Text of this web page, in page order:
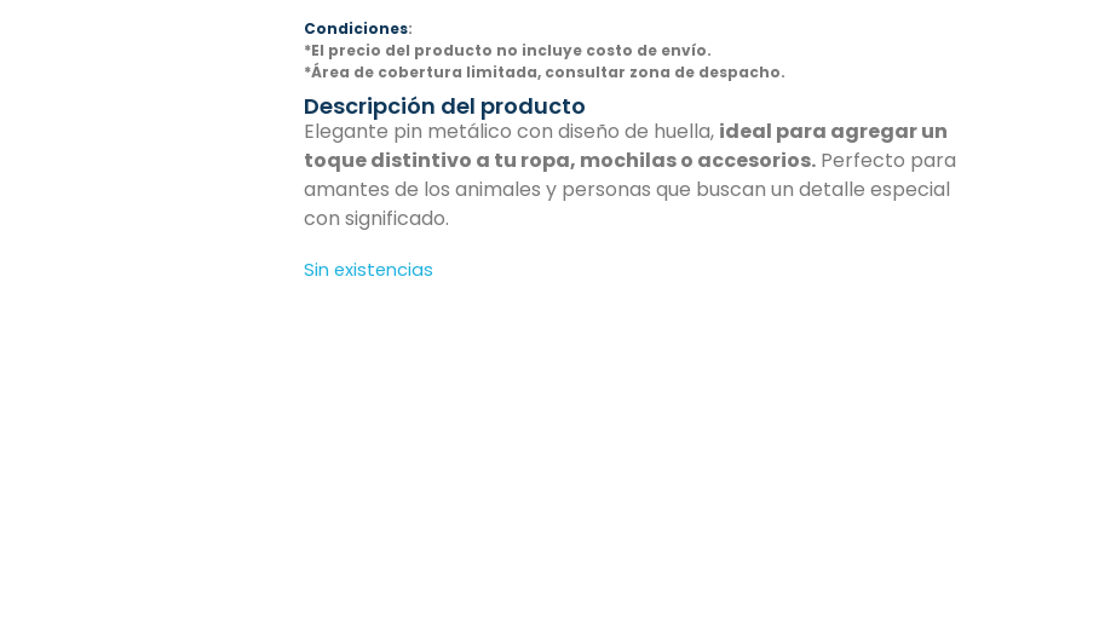
Condiciones:
*El precio del producto no incluye costo de envío.
*Área de cobertura limitada, consultar zona de despacho.
Descripción del producto
Elegante pin metálico con diseño de huella, ideal para agregar un
toque distintivo a tu ropa, mochilas o accesorios. Perfecto para
amantes de los animales y personas que buscan un detalle especial
con significado.
Sin existencias